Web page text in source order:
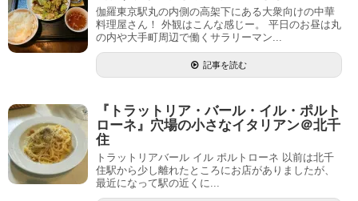
伽羅東京駅丸の内側の高架下にある大衆向けの中華
料理屋さん！ 外観はこんな感じー。 平日のお昼は丸
の内や大手町周辺で働くサラリーマン...
記事を読む
『トラットリア・バール・イル・ポルト
ローネ』穴場の小さなイタリアン＠北千
住
トラットリアバール イル ポルトローネ 以前は北千
住駅から少し離れたところにお店がありましたが、
最近になって駅の近くに...